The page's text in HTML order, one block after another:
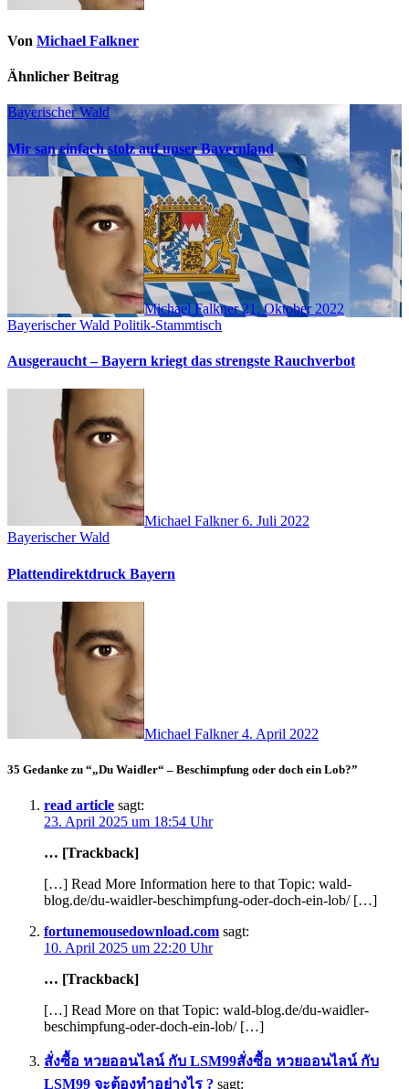
Von Michael Falkner
Ähnlicher Beitrag
Bayerischer Wald
Mir san einfach stolz auf unser Bayernland
Michael Falkner21. Oktober 2022
Bayerischer Wald Politik-Stammtisch
Ausgeraucht – Bayern kriegt das strengste Rauchverbot
Michael Falkner6. Juli 2022
Bayerischer Wald
Plattendirektdruck Bayern
Michael Falkner4. April 2022
35 Gedanke zu “„Du Waidler“ – Beschimpfung oder doch ein Lob?”
read article sagt:
23. April 2025 um 18:54 Uhr
… [Trackback]
[…] Read More Information here to that Topic: wald-
blog.de/du-waidler-beschimpfung-oder-doch-ein-lob/ […]
fortunemousedownload.com sagt:
10. April 2025 um 22:20 Uhr
… [Trackback]
[…] Read More on that Topic: wald-blog.de/du-waidler-
beschimpfung-oder-doch-ein-lob/ […]
สั่งซื้อ หวยออนไลน์ กับ LSM99สั่งซื้อ หวยออนไลน์ กับ
LSM99 จะต้องทำอย่างไร ? sagt: